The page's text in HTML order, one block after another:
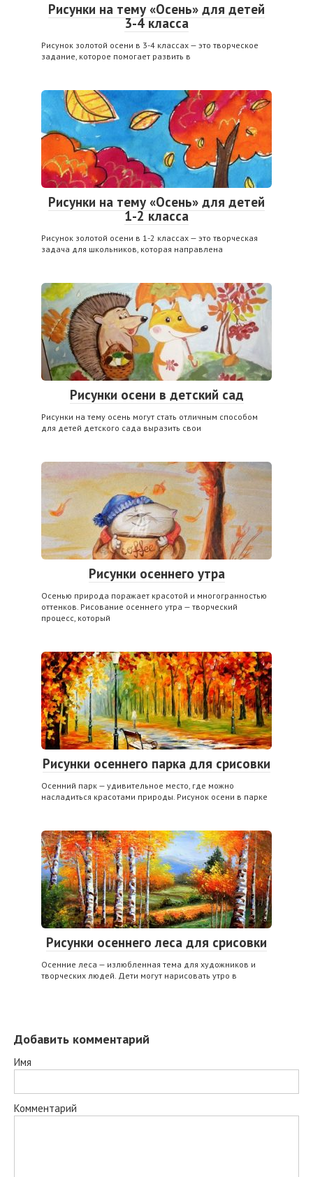
Рисунки на тему «Осень» для детей
3-4 класса
Рисунок золотой осени в 3-4 классах — это творческое
задание, которое помогает развить в
Рисунки на тему «Осень» для детей
1-2 класса
Рисунок золотой осени в 1-2 классах — это творческая
задача для школьников, которая направлена
Рисунки осени в детский сад
Рисунки на тему осень могут стать отличным способом
для детей детского сада выразить свои
Рисунки осеннего утра
Осенью природа поражает красотой и многогранностью
оттенков. Рисование осеннего утра — творческий
процесс, который
Рисунки осеннего парка для срисовки
Осенний парк — удивительное место, где можно
насладиться красотами природы. Рисунок осени в парке
Рисунки осеннего леса для срисовки
Осенние леса — излюбленная тема для художников и
творческих людей. Дети могут нарисовать утро в
Добавить комментарий
Имя
Комментарий